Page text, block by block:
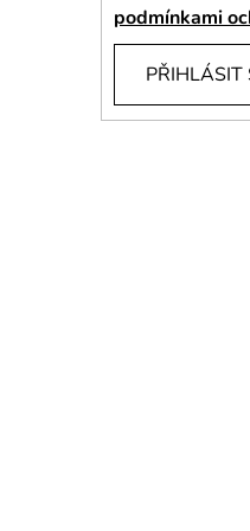
e
podmínkami
PŘIHLÁSIT